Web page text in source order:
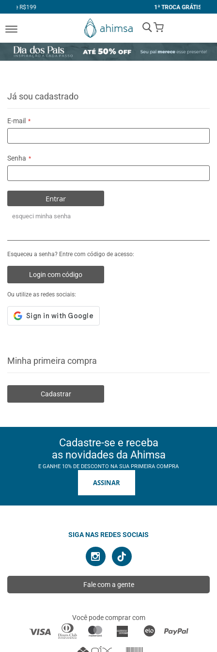
1ª TROCA GRÁTIS
My Cart
Já sou cadastrado
E-mail
Senha
Entrar
esqueci minha senha
Esqueceu a senha? Entre com código de acesso:
Login com código
Ou utilize as redes sociais:
Minha primeira compra
Cadastrar
Cadastre-se e receba
as novidades da Ahimsa
E GANHE 10% DE DESCONTO NA SUA PRIMEIRA COMPRA
ASSINAR
SIGA NAS REDES SOCIAIS
Fale com a gente
Você pode comprar com